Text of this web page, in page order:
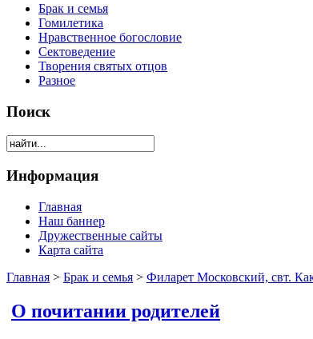
Брак и семья
Гомилетика
Нравственное богословие
Сектоведение
Творения святых отцов
Разное
Поиск
Информация
Главная
Наш баннер
Дружественные сайты
Карта сайта
Главная > Брак и семья > Филарет Московский, свт.
О почитании родителей